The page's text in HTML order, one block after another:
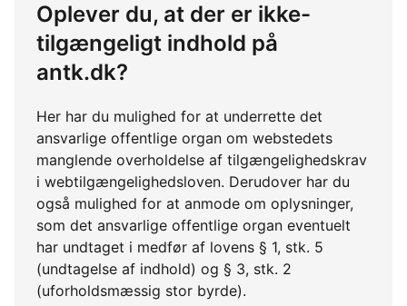
Oplever du, at der er ikke-
tilgængeligt indhold på
antk.dk?
Her har du mulighed for at underrette det
ansvarlige offentlige organ om webstedets
manglende overholdelse af tilgængelighedskrav
i webtilgængelighedsloven. Derudover har du
også mulighed for at anmode om oplysninger,
som det ansvarlige offentlige organ eventuelt
har undtaget i medfør af lovens § 1, stk. 5
(undtagelse af indhold) og § 3, stk. 2
(uforholdsmæssig stor byrde).